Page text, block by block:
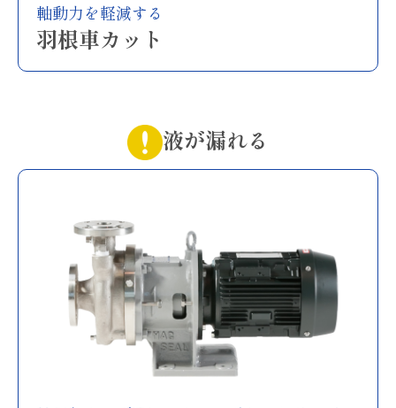
軸動力を軽減する
羽根車カット
液が漏れる